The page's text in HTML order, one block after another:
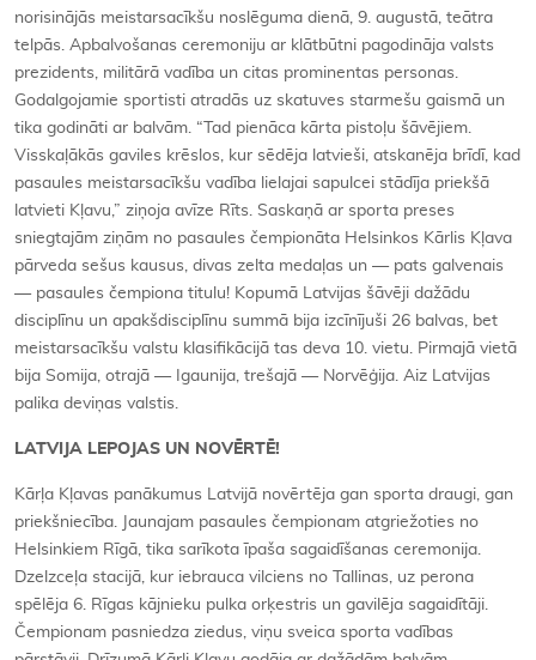
norisinājās meistarsacīkšu noslēguma dienā, 9. augustā, teātra
telpās. Apbalvošanas ceremoniju ar klātbūtni pagodināja valsts
prezidents, militārā vadība un citas prominentas personas.
Godalgojamie sportisti atradās uz skatuves starmešu gaismā un
tika godināti ar balvām. “Tad pienāca kārta pistoļu šāvējiem.
Visskaļākās gaviles krēslos, kur sēdēja latvieši, atskanēja brīdī, kad
pasaules meistarsacīkšu vadība lielajai sapulcei stādīja priekšā
latvieti Kļavu,” ziņoja avīze Rīts. Saskaņā ar sporta preses
sniegtajām ziņām no pasaules čempionāta Helsinkos Kārlis Kļava
pārveda sešus kausus, divas zelta medaļas un — pats galvenais
— pasaules čempiona titulu! Kopumā Latvijas šāvēji dažādu
disciplīnu un apakšdisciplīnu summā bija izcīnījuši 26 balvas, bet
meistarsacīkšu valstu klasifikācijā tas deva 10. vietu. Pirmajā vietā
bija Somija, otrajā — Igaunija, trešajā — Norvēģija. Aiz Latvijas
palika deviņas valstis.
LATVIJA LEPOJAS UN NOVĒRTĒ!
Kārļa Kļavas panākumus Latvijā novērtēja gan sporta draugi, gan
priekšniecība. Jaunajam pasaules čempionam atgriežoties no
Helsinkiem Rīgā, tika sarīkota īpaša sagaidīšanas ceremonija.
Dzelzceļa stacijā, kur iebrauca vilciens no Tallinas, uz perona
spēlēja 6. Rīgas kājnieku pulka orķestris un gavilēja sagaidītāji.
Čempionam pasniedza ziedus, viņu sveica sporta vadības